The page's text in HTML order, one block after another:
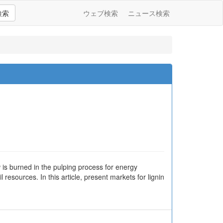
索 ウェブ検索 ニュース検索
burned in the pulping process for energy
resources. In this article, present markets for lignin